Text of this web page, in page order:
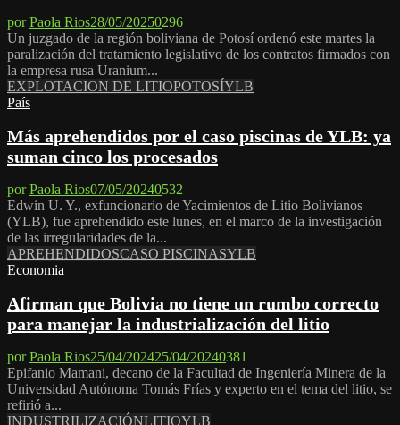
porPaola Rios28/05/20250296
Un juzgado de la región boliviana de Potosí ordenó este martes la
paralización del tratamiento legislativo de los contratos firmados con
la empresa rusa Uranium...
EXPLOTACION DE LITIOPOTOSÍYLB
País
Más aprehendidos por el caso piscinas de YLB: ya
suman cinco los procesados
porPaola Rios07/05/20240532
Edwin U. Y., exfuncionario de Yacimientos de Litio Bolivianos
(YLB), fue aprehendido este lunes, en el marco de la investigación
de las irregularidades de la...
APREHENDIDOSCASO PISCINASYLB
Economia
Afirman que Bolivia no tiene un rumbo correcto
para manejar la industrialización del litio
porPaola Rios25/04/202425/04/20240381
Epifanio Mamani, decano de la Facultad de Ingeniería Minera de la
Universidad Autónoma Tomás Frías y experto en el tema del litio, se
refirió a...
INDUSTRILIZACIÓNLITIOYLB